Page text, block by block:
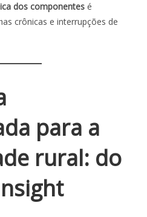
dos componentes é
crônicas e interrupções de
para a
rural: do